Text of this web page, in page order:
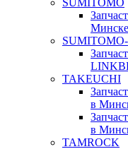
SUMITOMO
Минске
TAKEUCHI
в
в
TAMROCK